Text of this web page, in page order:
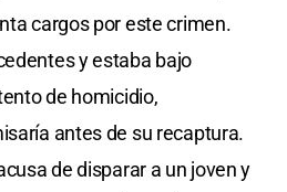
cargos por este crimen.
y estaba bajo
de homicidio,
antes de su recaptura.
de disparar a un joven y